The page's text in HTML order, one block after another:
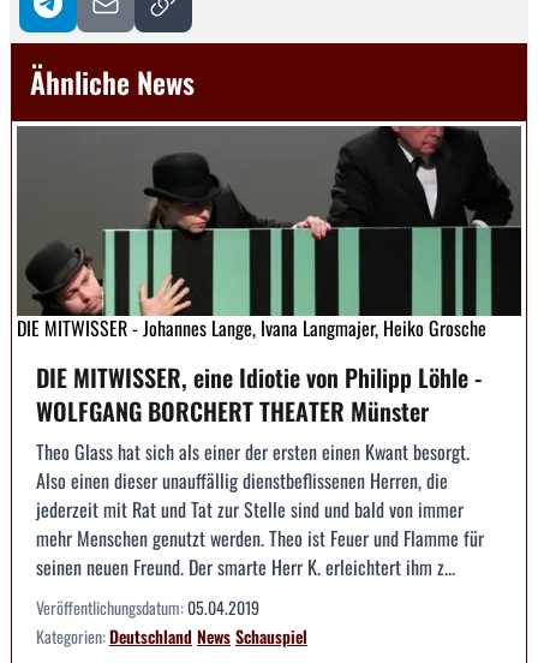
Ähnliche News
DIE MITWISSER - Johannes Lange, Ivana Langmajer, Heiko Grosche
DIE MITWISSER, eine Idiotie von Philipp Löhle -
WOLFGANG BORCHERT THEATER Münster
Theo Glass hat sich als einer der ersten einen Kwant besorgt.
Also einen dieser unauffällig dienstbeflissenen Herren, die
jederzeit mit Rat und Tat zur Stelle sind und bald von immer
mehr Menschen genutzt werden. Theo ist Feuer und Flamme für
seinen neuen Freund. Der smarte Herr K. erleichtert ihm z...
Veröffentlichungsdatum:05.04.2019
Kategorien:DeutschlandNewsSchauspiel